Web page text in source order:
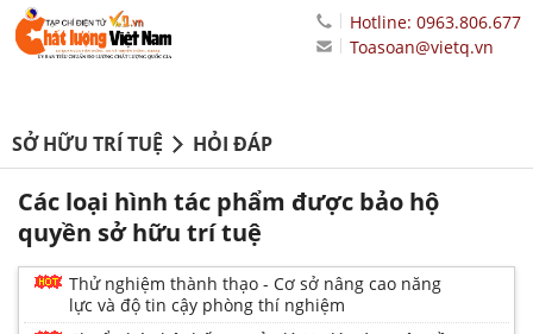
Hotline: 0963.806.677
Toasoan@vietq.vn
SỞ HỮU TRÍ TUỆ HỎI ĐÁP
Các loại hình tác phẩm được bảo hộ
quyền sở hữu trí tuệ
Thử nghiệm thành thạo - Cơ sở nâng cao năng
lực và độ tin cậy phòng thí nghiệm